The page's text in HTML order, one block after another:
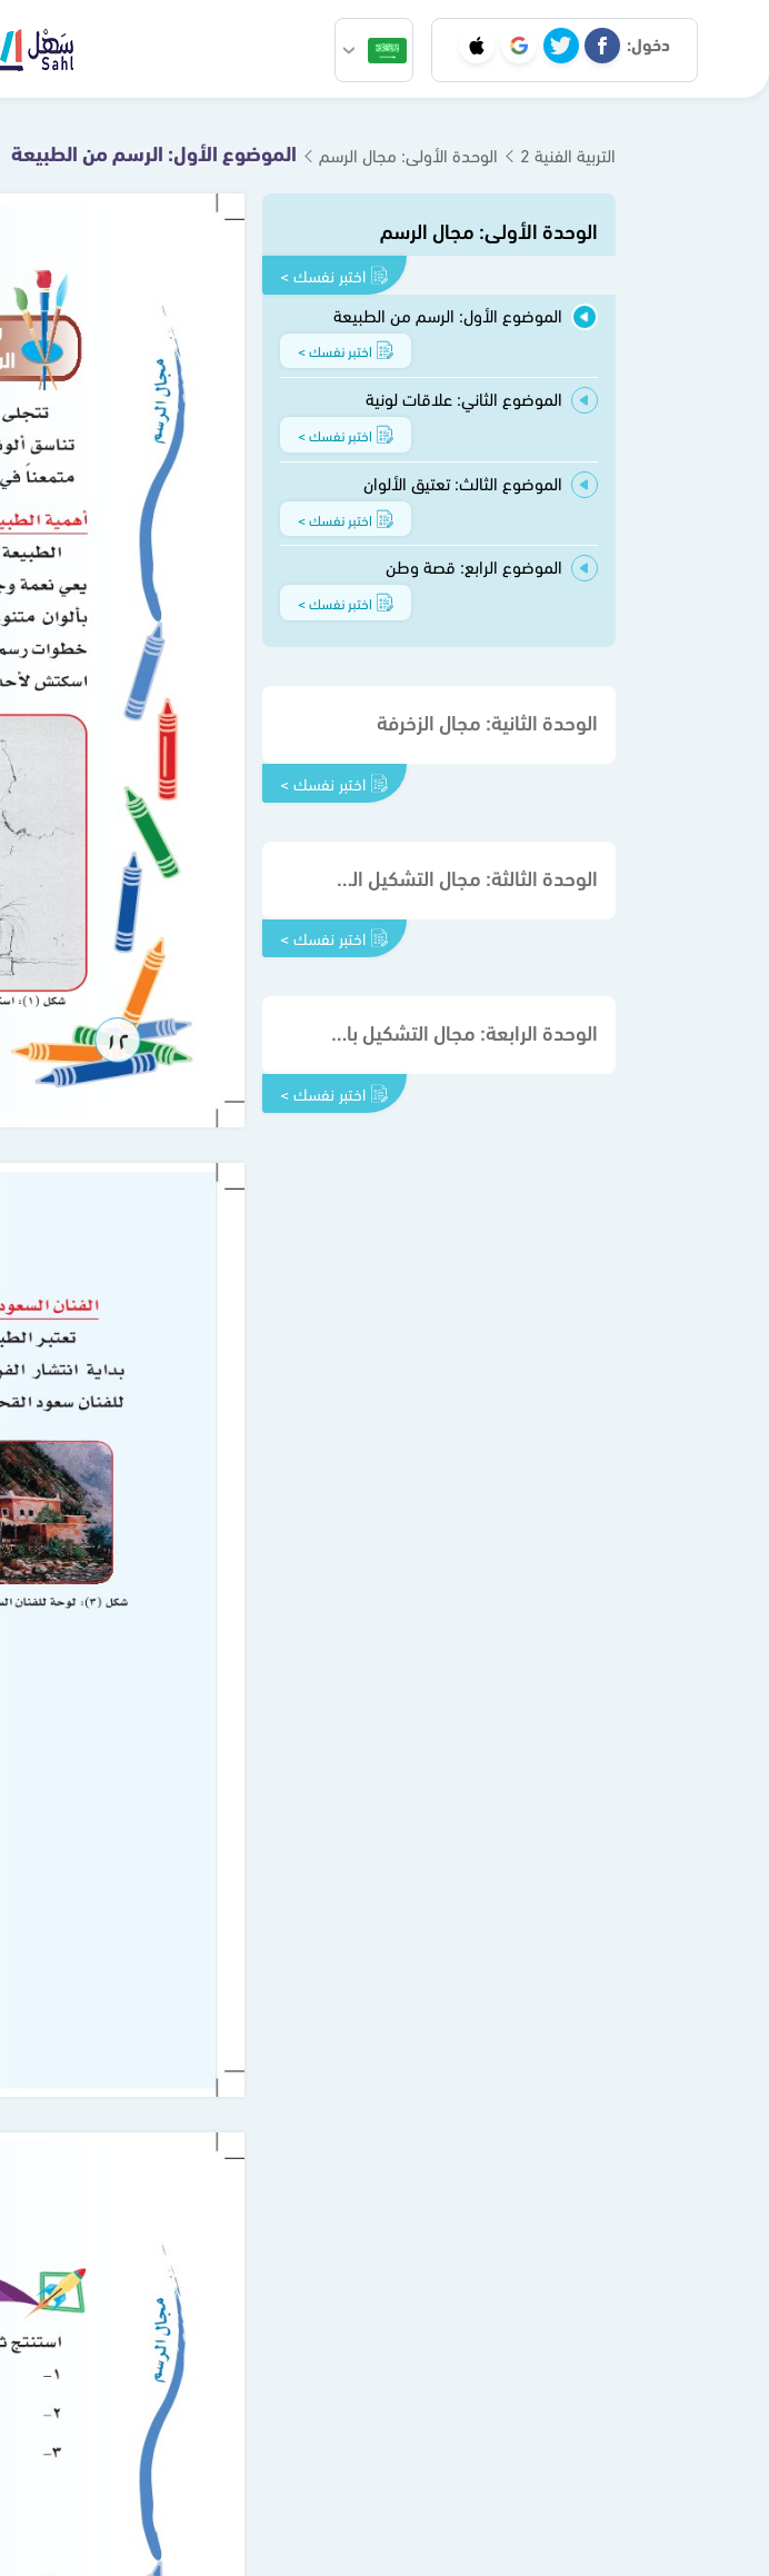
دخول:
التربية الفنية 2 الوحدة الأولى: مجال الرسم الموضوع الأول: الرسم من الطبيعة
الوحدة الأولى: مجال الرسم
اختبر نفسك >
الموضوع الأول: الرسم من الطبيعة
اختبر نفسك >
الموضوع الثاني: علاقات لونية
اختبر نفسك >
الموضوع الثالث: تعتيق الألوان
اختبر نفسك >
الموضوع الرابع: قصة وطن
اختبر نفسك >
الوحدة الثانية: مجال الزخرفة
اختبر نفسك >
الوحدة الثالثة: مجال التشكيل المباشر بالخامات
اختبر نفسك >
الوحدة الرابعة: مجال التشكيل بالخزف
اختبر نفسك >